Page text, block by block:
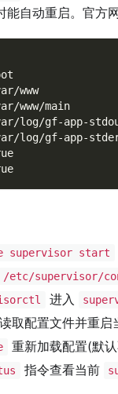
自动重启。官方
www
www/main
log/gf-app-
log/gf-app-
supervisor start
/etc/supervisor/
进入
取配置文件并重启
重新加载配置(默
指令查看当前